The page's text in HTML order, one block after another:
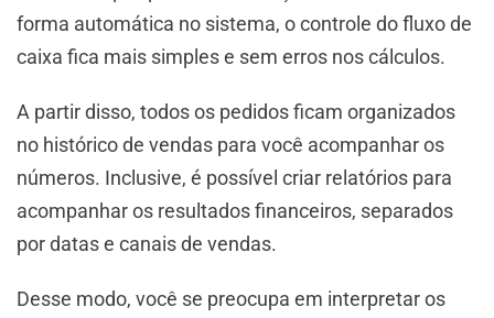
forma automática no sistema, o controle do fluxo de
caixa fica mais simples e sem erros nos cálculos.
A partir disso, todos os pedidos ficam organizados
no histórico de vendas para você acompanhar os
números. Inclusive, é possível criar relatórios para
acompanhar os resultados financeiros, separados
por datas e canais de vendas.
Desse modo, você se preocupa em interpretar os